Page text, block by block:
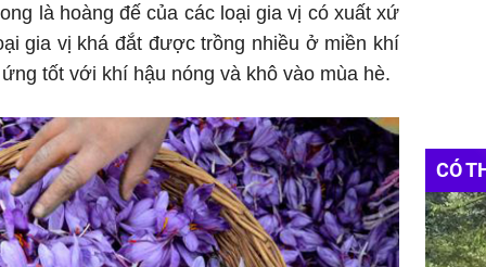
là hoàng đế của các loại gia vị có xuất xứ
gia vị khá đắt được trồng nhiều ở miền khí
tốt với khí hậu nóng và khô vào mùa hè.
CÓ